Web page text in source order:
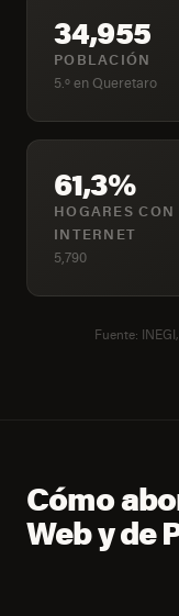
34,955
POBLACIÓN
5.º en Queretaro
61,3%
HOGARES CON
INTERNET
5,790
Fuente:
Cómo
Web y de